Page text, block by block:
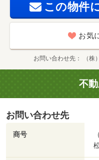
この物件
お気
お問い合わせ先 （
不
お問い合わせ先
商号